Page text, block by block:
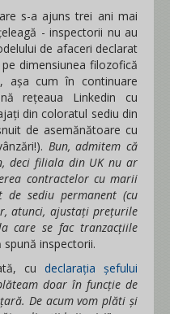
s-a ajuns trei ani mai
- inspectorii nu au
de afaceri declarat
dimensiunea filozofică
așa cum în continuare
rețeaua Linkedin cu
din coloratul sediu din
de asemănătoare cu
Bun, admitem că
deci filiala din UK nu ar
contractelor cu marii
sediu permanent (cu
atunci, ajustați prețurile
care se fac tranzacțiile
spună inspectorii.
cu declarația șefului
doar în funcție de
De acum vom plăti și